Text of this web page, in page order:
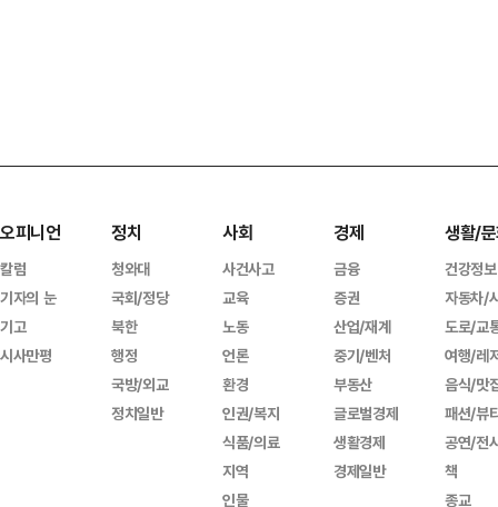
오피니언
칼럼
기자의 눈
기고
시사만평
정치
청와대
국회/정당
북한
행정
국방/외교
정치일반
사회
사건사고
교육
노동
언론
환경
인권/복지
식품/의료
지역
인물
경제
금융
증권
산업/재계
중기/벤처
부동산
글로벌경제
생활경제
경제일반
생활/
건강정보
자동차/
도로/교
여행/레
음식/맛
패션/뷰
공연/전
책
종교